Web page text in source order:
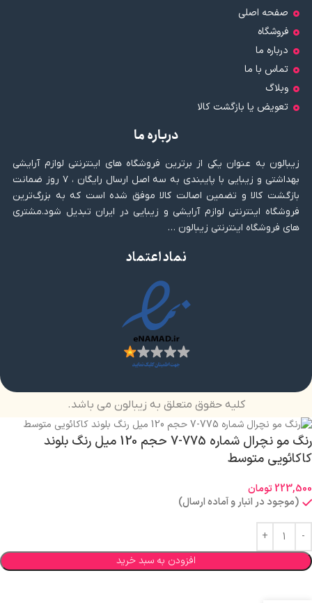
صفحه اصلی
فروشگاه
درباره ما
تماس با ما
وبلاگ
تعویض یا بازگشت کالا
درباره ما
زیبالون به عنوان یکی از برترین فروشگاه های اینترنتی لوازم آرایشی
بهداشتی و زیبایی با پایبندی به سه اصل ارسال رایگان ، ۷ روز ضمانت
بازگشت کالا و تضمین اصالت کالا موفق شده است که به بزرگ‌ترین
فروشگاه اینترنتی لوازم آرایشی و زیبایی در ایران تبدیل شود.مشتری
های فروشگاه اینترنتی زیبالون …
نماد اعتماد
کلیه حقوق متعلق به زیبالون می باشد.
رنگ مو نچرال شماره 775-7 حجم 120 میل رنگ بلوند
کاکائویی متوسط
223,500تومان
(موجود در انبار و آماده ارسال)
افزودن به سبد خرید